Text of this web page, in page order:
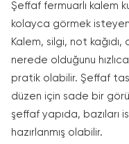
Şeffaf fermuarlı kalem
kolayca görmek
Kalem, silgi, not
nerede olduğunu
pratik olabilir. Şeffaf
düzen için sade bir
şeffaf yapıda,
hazırlanmış olabilir.